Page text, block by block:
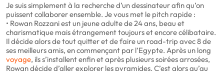
Je suis simplement à la recherche d’un dessinateur afin qu’on
puissent collaborer ensemble. Je vous met le pitch rapide :
• Rowan Rozzani est un jeune adulte de 24 ans, beau et
charismatique mais étrangement toujours et encore célibataire.
Il décide alors de tout quitter et de faire un road-trip avec 8 de
ses meilleurs amis, en commençant par l’Egypte. Après un long
voyage, ils s’installent enfin et après plusieurs soirées arrosées,
Rowan décide d’aller explorer les pyramides. C’est alors qu’au